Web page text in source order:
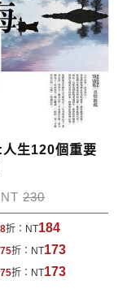
。
、國軍文藝金像
的訂單」，查詢
含)以上，採國內
須自付80元運
後48小時內回覆運
生120個重要
NT230
8折： NT184
75折： NT173
75折： NT173